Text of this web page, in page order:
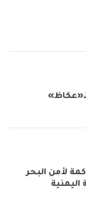
لأمن البحر
اليمنية